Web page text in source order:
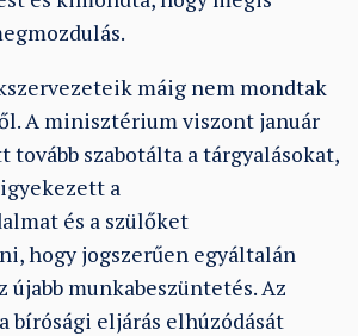
máig nem mondtak
A minisztérium viszont január
tovább szabotálta a tárgyalásokat,
a
és a szülőket
hogy jogszerűen egyáltalán
újabb munkabeszüntetés. Az
bírósági eljárás elhúzódását